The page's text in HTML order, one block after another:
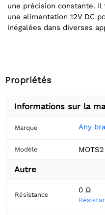
une précision constante.
une alimentation 12V DC
inégalées dans diverses
Propriétés
Informations sur la
Marque Any
Modèle MOTS2
Autre
Résistance
0 Ω